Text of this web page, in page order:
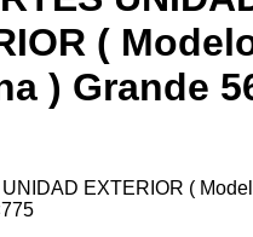
(
) Grande
EXTERIOR (